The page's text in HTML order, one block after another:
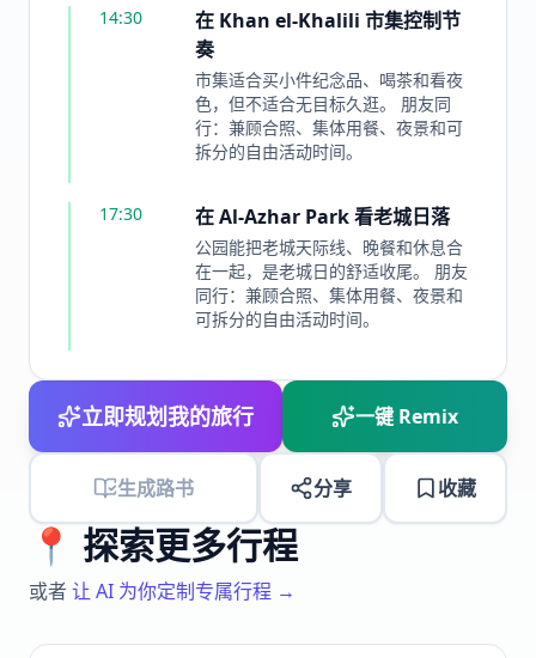
14:30
在 Khan el-Khalili 市集控制节
奏
市集适合买小件纪念品、喝茶和看夜
色，但不适合无目标久逛。 朋友同
行：兼顾合照、集体用餐、夜景和可
拆分的自由活动时间。
17:30 在 Al-Azhar Park 看老城日落
公园能把老城天际线、晚餐和休息合
在一起，是老城日的舒适收尾。 朋友
同行：兼顾合照、集体用餐、夜景和
可拆分的自由活动时间。
立即规划我的旅行 一键 Remix
生成路书 分享 收藏
📍 探索更多行程
或者让 AI 为你定制专属行程 →